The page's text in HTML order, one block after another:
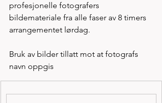
profesjonelle fotografers
bildemateriale fra alle faser av 8 timers
arrangementet lørdag.
Bruk av bilder tillatt mot at fotografs
navn oppgis